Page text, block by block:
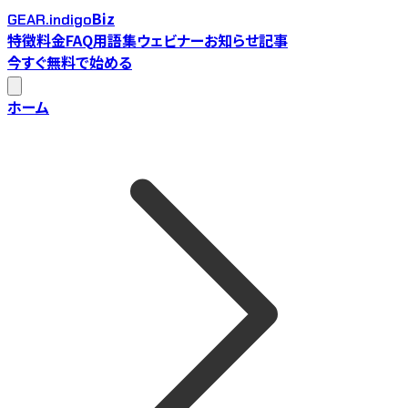
GEAR.indigoBiz
特徴料金FAQ用語集ウェビナーお知らせ記事
今すぐ無料で始める
ホーム